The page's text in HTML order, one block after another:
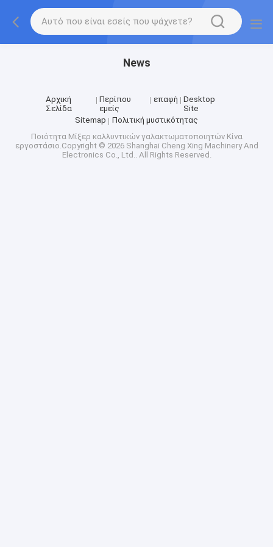
News
Αρχική
Σελίδα
Περίπου
εμείς
επαφή
Desktop
Site
Sitemap
Πολιτική μυστικότητας
Ποιότητα Μίξερ καλλυντικών γαλακτωματοποιητώνΚίνα
εργοστάσιο.Copyright © 2026 Shanghai Cheng Xing Machinery And
Electronics Co., Ltd.. All Rights Reserved.